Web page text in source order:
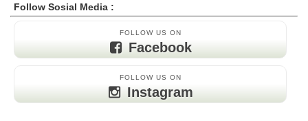
Follow Sosial Media :
FOLLOW US ON
Facebook
FOLLOW US ON
Instagram